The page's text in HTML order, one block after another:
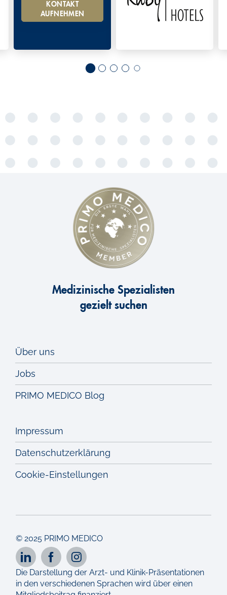
KONTAKT
AUFNEHMEN
Medizinische Spezialisten
gezielt suchen
Über uns
Jobs
PRIMO MEDICO Blog
Impressum
Datenschutzerklärung
Cookie-Einstellungen
© 2025 PRIMO MEDICO
Die Darstellung der Arzt- und Klinik-Präsentationen
in den verschiedenen Sprachen wird über einen